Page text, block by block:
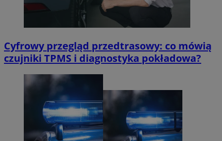
Cyfrowy przegląd przedtrasowy: co mówią
czujniki TPMS i diagnostyka pokładowa?